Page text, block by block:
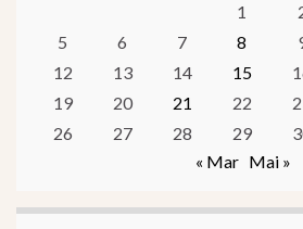
1
5
6 7 8
12
13 14 15
19
20 21 22
26
27 28 29
« Mar Mai »